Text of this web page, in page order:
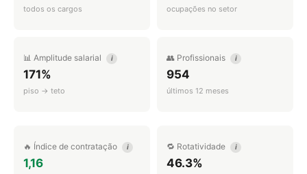
todos os cargos ocupações no setor
📊 Amplitude salarial i
171%
piso → teto
👥 Profissionais i
954
últimos 12 meses
🔥 Índice de contratação i
1,16
🔁 Rotatividade i
46.3%